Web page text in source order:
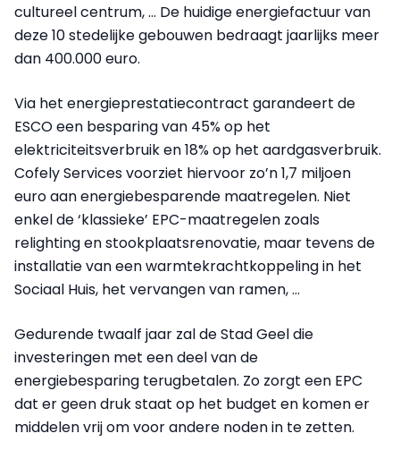
cultureel centrum, … De huidige energiefactuur van
deze 10 stedelijke gebouwen bedraagt jaarlijks meer
dan 400.000 euro.
Via het energieprestatiecontract garandeert de
ESCO een besparing van 45% op het
elektriciteitsverbruik en 18% op het aardgasverbruik.
Cofely Services voorziet hiervoor zo’n 1,7 miljoen
euro aan energiebesparende maatregelen. Niet
enkel de ‘klassieke’ EPC-maatregelen zoals
relighting en stookplaatsrenovatie, maar tevens de
installatie van een warmtekrachtkoppeling in het
Sociaal Huis, het vervangen van ramen, …
Gedurende twaalf jaar zal de Stad Geel die
investeringen met een deel van de
energiebesparing terugbetalen. Zo zorgt een EPC
dat er geen druk staat op het budget en komen er
middelen vrij om voor andere noden in te zetten.